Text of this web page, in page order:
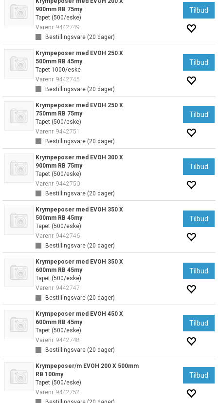
900mm RB 75my
Tapet (500/eske)
Varenr 9442749
Bestillingsvare (20 dager)
Tilbud
Krympeposer med EVOH 250 X
500mm RB 45my
Tapet 1000/eske
Varenr 9442745
Bestillingsvare (20 dager)
Tilbud
Krympeposer med EVOH 250 X
750mm RB 75my
Tapet (500/eske)
Varenr 9442751
Bestillingsvare (20 dager)
Tilbud
Krympeposer med EVOH 300 X
900mm RB 75my
Tapet (500/eske)
Varenr 9442750
Bestillingsvare (20 dager)
Tilbud
Krympeposer med EVOH 350 X
500mm RB 45my
Tapet (500/eske)
Varenr 9442746
Bestillingsvare (20 dager)
Tilbud
Krympeposer med EVOH 350 X
600mm RB 45my
Tapet (500/eske)
Varenr 9442747
Bestillingsvare (20 dager)
Tilbud
Krympeposer med EVOH 450 X
600mm RB 45my
Tapet (500/eske)
Varenr 9442748
Bestillingsvare (20 dager)
Tilbud
Krympeposer/m EVOH 200 X 500mm
RB 100my
Tapet (500/eske)
Varenr 9442752
Tilbud